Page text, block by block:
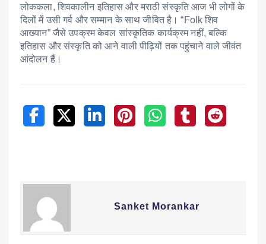
लोककला, शिवकालीन इतिहास और मराठी संस्कृति आज भी लोगों के
दिलों में उसी गर्व और सम्मान के साथ जीवित है। “Folk शिव
आख्यान” जैसे उपक्रम केवल सांस्कृतिक कार्यक्रम नहीं, बल्कि
इतिहास और संस्कृति को आने वाली पीढ़ियों तक पहुंचाने वाले जीवंत
आंदोलन हैं।
Sanket Morankar